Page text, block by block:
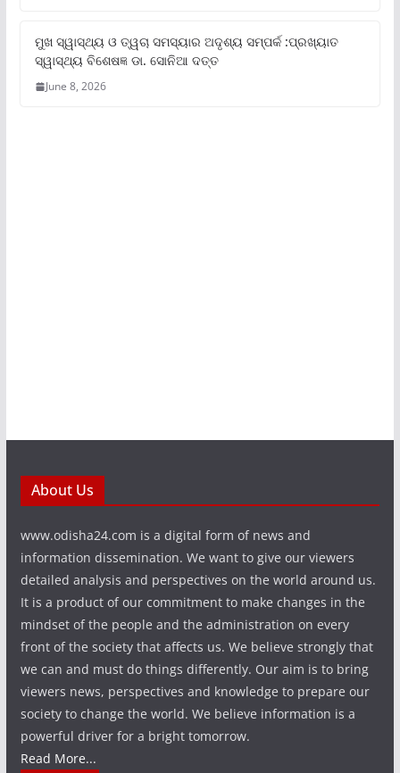
ମୁଖ ସ୍ୱାସ୍ଥ୍ୟ ଓ ତ୍ୱଚା ସମସ୍ୟାର ଅଦୃଶ୍ୟ ସମ୍ପର୍କ :ପ୍ରଖ୍ୟାତ
ସ୍ୱାସ୍ଥ୍ୟ ବିଶେଷଜ୍ଞ ଡା. ସୋନିଆ ଦତ୍ତ
June 8, 2026
About Us
www.odisha24.com is a digital form of news and
information dissemination. We want to give our viewers
detailed analysis and perspectives on the world around us.
It is a product of our commitment to make changes in the
mindset of the people and the administration on every
front of the society that affects us. We believe strongly that
we can and must do things differently. Our aim is to bring
viewers news, perspectives and knowledge to prepare our
society to change the world. We believe information is a
powerful driver for a bright tomorrow.
Read More...